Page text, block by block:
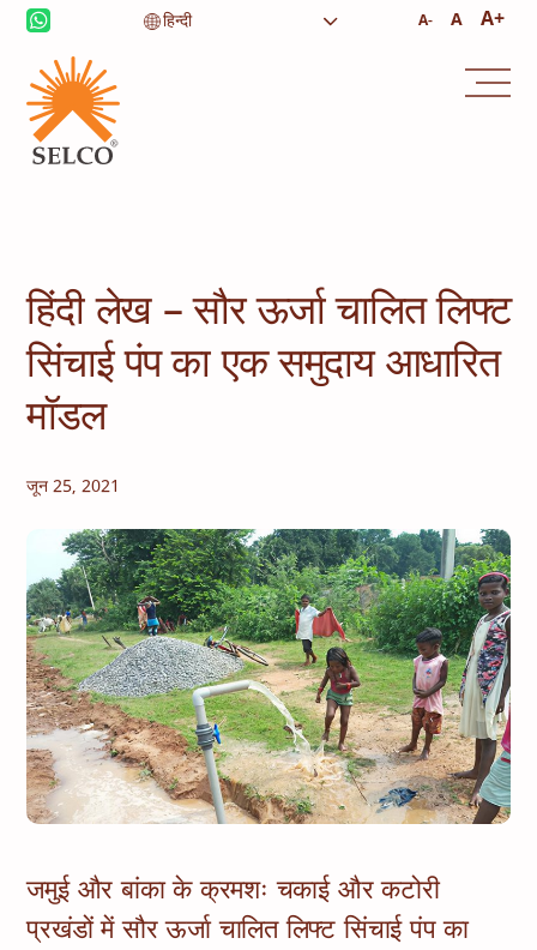
A- A A+
आजीविका स्वास्थ्य देखभाल
शिक्षा
समुदाय
हिंदी लेख – सौर ऊर्जा चालित लिफ्ट
सिंचाई पंप का एक समुदाय आधारित
मॉडल
जून 25, 2021
जमुई और बांका के क्रमशः चकाई और कटोरी
प्रखंडों में सौर ऊर्जा चालित लिफ्ट सिंचाई पंप का